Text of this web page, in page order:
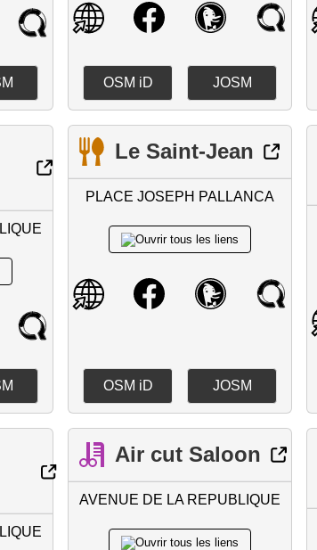
OSM iD JOSM
Le Saint-Jean
PLACE JOSEPH PALLANCA
OSM iD JOSM
Air cut Saloon
AVENUE DE LA REPUBLIQUE